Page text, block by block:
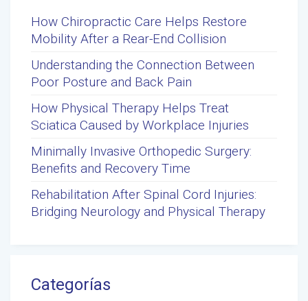
How Chiropractic Care Helps Restore
Mobility After a Rear-End Collision
Understanding the Connection Between
Poor Posture and Back Pain
How Physical Therapy Helps Treat
Sciatica Caused by Workplace Injuries
Minimally Invasive Orthopedic Surgery:
Benefits and Recovery Time
Rehabilitation After Spinal Cord Injuries:
Bridging Neurology and Physical Therapy
Categorías